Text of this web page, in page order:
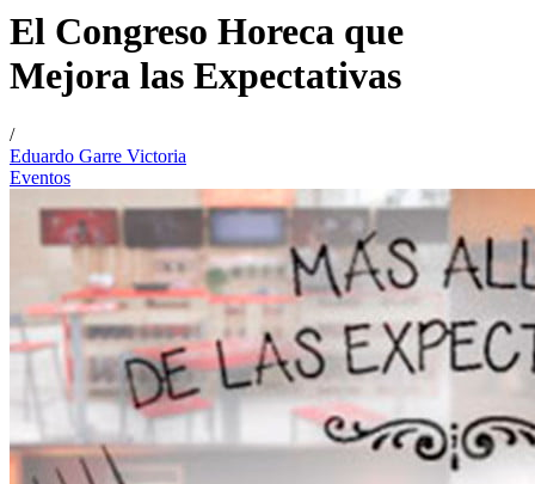
El Congreso Horeca que
Mejora las Expectativas
/
Eduardo Garre Victoria
Eventos